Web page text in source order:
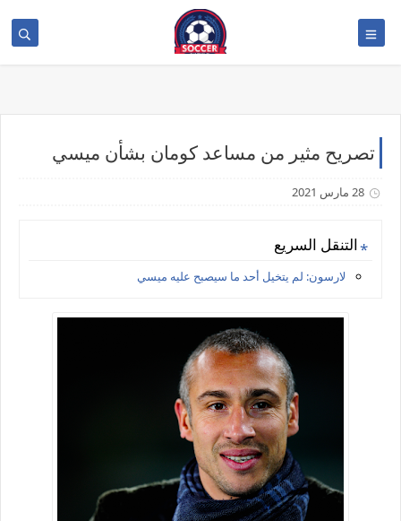
تصريح مثير من مساعد كومان بشأن ميسي
28 مارس 2021
التنقل السريع
لارسون: لم يتخيل أحد ما سيصبح عليه ميسي